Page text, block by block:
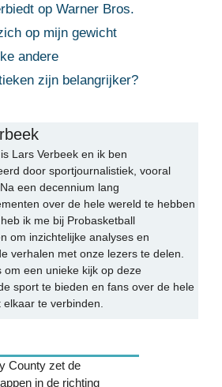
op Warner Bros.
op mijn gewicht
andere
zijn belangrijker?
Lars Verbeek en ik ben
door sportjournalistiek, vooral
een decennium lang
over de hele wereld te hebben
ik me bij Probasketball
om inzichtelijke analyses en
verhalen met onze lezers te delen.
om een unieke kijk op deze
sport te bieden en fans over de hele
te verbinden.
County zet de
in de richting